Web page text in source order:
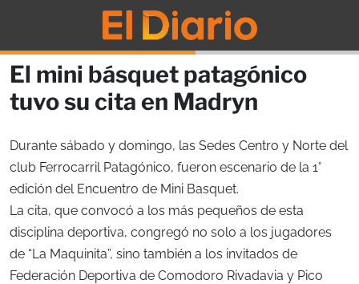
El mini básquet patagónico
tuvo su cita en Madryn
Durante sábado y domingo, las Sedes Centro y Norte del
club Ferrocarril Patagónico, fueron escenario de la 1°
edición del Encuentro de Mini Basquet.
La cita, que convocó a los más pequeños de esta
disciplina deportiva, congregó no solo a los jugadores
de “La Maquinita”, sino también a los invitados de
Federación Deportiva de Comodoro Rivadavia y Pico